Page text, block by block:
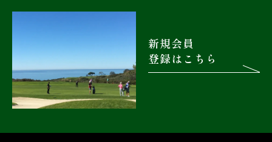
新規会員
登録はこちら